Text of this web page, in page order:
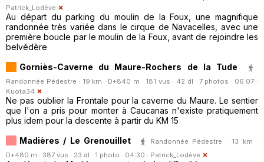
Patrick_Lodève
Au départ du parking du moulin de la Foux, une magnifique
randonnée très variée dans le cirque de Navacelles, avec une
première boucle par le moulin de la Foux, avant de rejoindre les
belvédère
Gorniès-Caverne du Maure-Rochers de la Tude
Randonnée Pédestre · 19 km · D+840 m · 181 vus · 42 dl · 7 photos · 06:07 ·
Kuota34
Ne pas oublier la Frontale pour la caverne du Maure. Le sentier
que l'on a pris pour monter à Caucanas n'existe pratiquement
plus idem pour la descente à partir du KM 15
Madières / Le Grenouillet
Randonnée Pédestre · 13 km ·
D+480 m · 387 vus · 23 dl · 1 photo · 04:30 · Patrick_Lodève